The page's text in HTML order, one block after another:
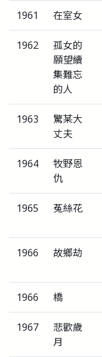
1961 在室女
1962
孤女的
願望續
集難忘
的人
1963
驚某大
丈夫
1964
牧野恩
仇
1965 菟絲花
1966 故鄉劫
1966 橋
1967
悲歡歲
月